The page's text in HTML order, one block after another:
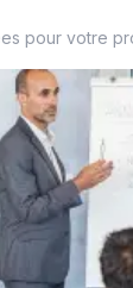
pour votre